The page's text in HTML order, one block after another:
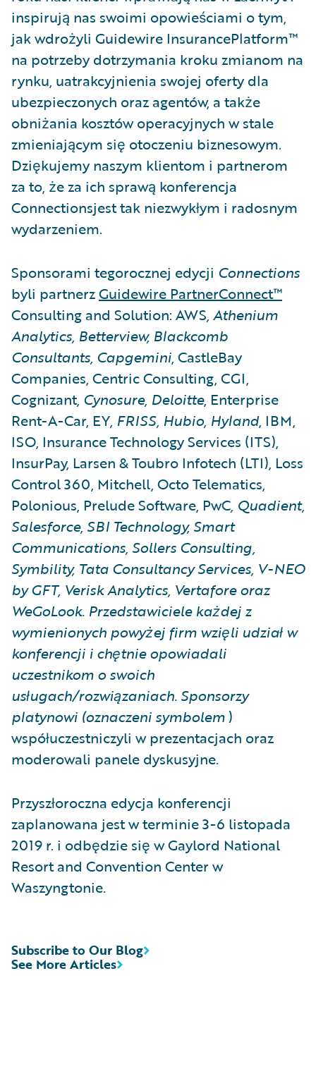
inspirują nas swoimi opowieściami o tym,
jak wdrożyli Guidewire InsurancePlatform™
na potrzeby dotrzymania kroku zmianom na
rynku, uatrakcyjnienia swojej oferty dla
ubezpieczonych oraz agentów, a także
obniżania kosztów operacyjnych w stale
zmieniającym się otoczeniu biznesowym.
Dziękujemy naszym klientom i partnerom
za to, że za ich sprawą konferencja
Connectionsjest tak niezwykłym i radosnym
wydarzeniem.
Sponsorami tegorocznej edycji Connections
byli partnerzGuidewire PartnerConnect™
Consulting and Solution: AWS, Athenium
Analytics, Betterview, Blackcomb
Consultants, Capgemini, CastleBay
Companies, Centric Consulting, CGI,
Cognizant, Cynosure, Deloitte, Enterprise
Rent-A-Car, EY, FRISS, Hubio, Hyland, IBM,
ISO, Insurance Technology Services (ITS),
InsurPay, Larsen & Toubro Infotech (LTI), Loss
Control 360, Mitchell, Octo Telematics,
Polonious, Prelude Software, PwC, Quadient,
Salesforce, SBI Technology, Smart
Communications, Sollers Consulting,
Symbility, Tata Consultancy Services, V-NEO
by GFT, Verisk Analytics, Vertafore oraz
WeGoLook. Przedstawiciele każdej z
wymienionych powyżej firm wzięli udział w
konferencji i chętnie opowiadali
uczestnikom o swoich
usługach/rozwiązaniach. Sponsorzy
platynowi (oznaczeni symbolem)
współuczestniczyli w prezentacjach oraz
moderowali panele dyskusyjne.
Przyszłoroczna edycja konferencji
zaplanowana jest w terminie 3-6 listopada
2019 r. i odbędzie się w Gaylord National
Resort and Convention Center w
Waszyngtonie.
See More Articles
Subscribe to Our Blog